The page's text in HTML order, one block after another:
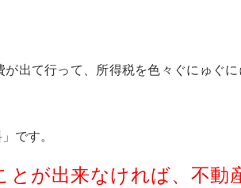
出て行って、所得税を色々ぐにゅぐに
です。
とが出来なければ、不動